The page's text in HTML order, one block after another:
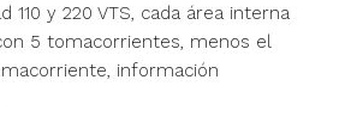
110 y 220 VTS, cada área interna
5 tomacorrientes, menos el
información